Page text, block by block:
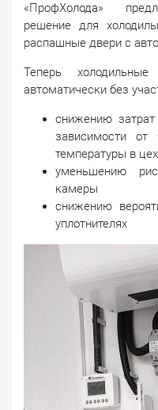
«ПрофХолода»
решение для
распашные двери с
Теперь
автоматически без
снижению
зависимости
температуры в
уменьшению
камеры
снижению
уплотнителях